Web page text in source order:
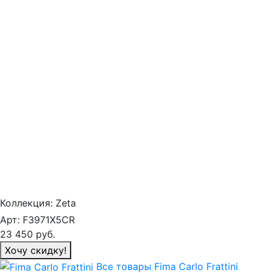
Коллекция: Zeta
Арт: F3971X5CR
23 450 руб.
Хочу скидку!
Все товары Fima Carlo Frattini